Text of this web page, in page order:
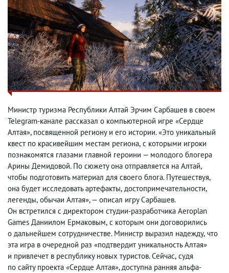
Министр туризма Республики Алтай Эрчим Сарбашев в своем
Telegram-канале рассказал о компьютерной игре «Сердце
Алтая», посвященной региону и его истории. «Это уникальный
квест по красивейшим местам региона, с которыми игроки
познакомятся глазами главной героини — молодого блогера
Арины Демидовой. По сюжету она отправляется на Алтай,
чтобы подготовить материал для своего блога. Путешествуя,
она будет исследовать артефакты, достопримечательности,
легенды, обычаи Алтая», — описал игру Сарбашев.
Он встретился с директором студии-разработчика Aeroplan
Games Даниилом Ермаковым, с которым они договорились
о дальнейшем сотрудничестве. Министр выразил надежду, что
эта игра в очередной раз «подтвердит уникальность Алтая»
и привлечет в республику новых туристов. Сейчас, судя
по сайту проекта «Сердце Алтая», доступна ранняя альфа-